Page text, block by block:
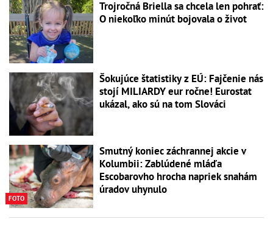
Trojročná Briella sa chcela len pohrať:
O niekoľko minút bojovala o život
Šokujúce štatistiky z EÚ: Fajčenie nás
stojí MILIARDY eur ročne! Eurostat
ukázal, ako sú na tom Slováci
FOTO
Smutný koniec záchrannej akcie v
Kolumbii: Zablúdené mláďa
Escobarovho hrocha napriek snahám
úradov uhynulo